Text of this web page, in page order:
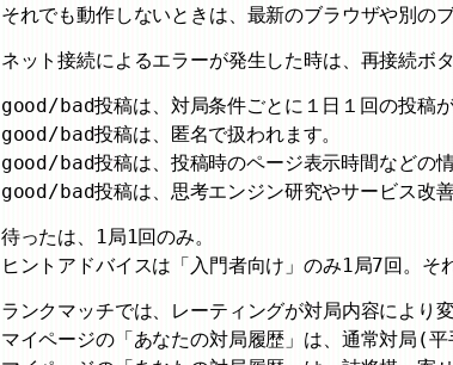
それでも動作しないときは、最新のブラウザや別の
ネット接続によるエラーが発生した時は、再接続ボ
good/bad投稿は、対局条件ごとに１日１回の投稿が
good/bad投稿は、匿名で扱われます。
good/bad投稿は、投稿時のページ表示時間などの情
good/bad投稿は、思考エンジン研究やサービス改善
待ったは、1局1回のみ。
ヒントアドバイスは「入門者向け」のみ1局7回。そ
ランクマッチでは、レーティングが対局内容により変
マイページの「あなたの対局履歴」は、通常対局(平